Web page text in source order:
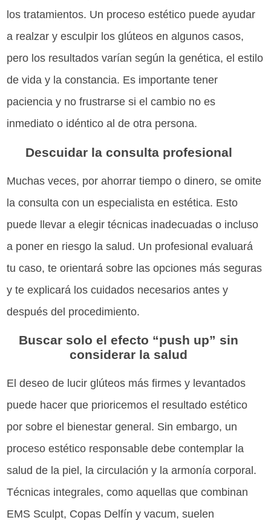
los tratamientos. Un proceso estético puede ayudar
a realzar y esculpir los glúteos en algunos casos,
pero los resultados varían según la genética, el estilo
de vida y la constancia. Es importante tener
paciencia y no frustrarse si el cambio no es
inmediato o idéntico al de otra persona.
Descuidar la consulta profesional
Muchas veces, por ahorrar tiempo o dinero, se omite
la consulta con un especialista en estética. Esto
puede llevar a elegir técnicas inadecuadas o incluso
a poner en riesgo la salud. Un profesional evaluará
tu caso, te orientará sobre las opciones más seguras
y te explicará los cuidados necesarios antes y
después del procedimiento.
Buscar solo el efecto “push up” sin
considerar la salud
El deseo de lucir glúteos más firmes y levantados
puede hacer que prioricemos el resultado estético
por sobre el bienestar general. Sin embargo, un
proceso estético responsable debe contemplar la
salud de la piel, la circulación y la armonía corporal.
Técnicas integrales, como aquellas que combinan
EMS Sculpt, Copas Delfín y vacum, suelen